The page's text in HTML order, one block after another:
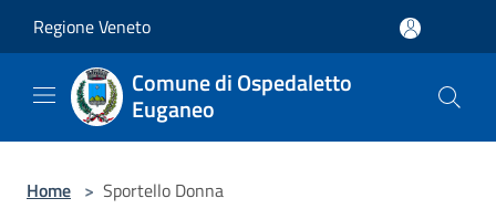
Regione Veneto
Comune di Ospedaletto
Euganeo
Home > Sportello Donna